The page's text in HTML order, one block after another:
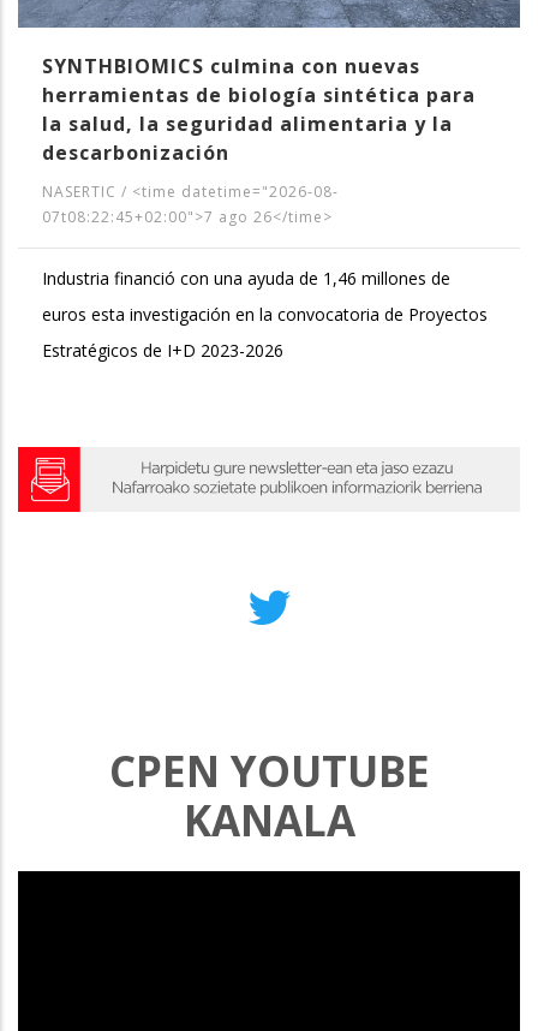
SYNTHBIOMICS culmina con nuevas
herramientas de biología sintética para
la salud, la seguridad alimentaria y la
descarbonización
NASERTIC / <time datetime="2026-08-
07t08:22:45+02:00">7 ago 26</time>
Industria financió con una ayuda de 1,46 millones de
euros esta investigación en la convocatoria de Proyectos
Estratégicos de I+D 2023-2026
CPEN YOUTUBE
KANALA